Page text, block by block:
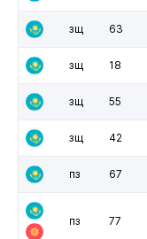
зщ 63
зщ 18
зщ 55
зщ 42
пз 67
пз 77